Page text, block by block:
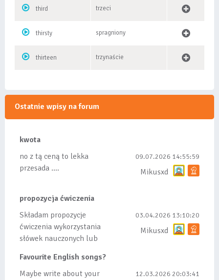
third trzeci
thirsty spragniony
thirteen trzynaście
Ostatnie wpisy na forum
kwota
no z tą ceną to lekka
przesada ....
09.07.2026 14:55:59
Mikusxd
propozycja ćwiczenia
Składam propozycje
ćwiczenia wykorzystania
słówek nauczonych lub
tez ze wszys...
03.04.2026 13:10:20
Mikusxd
Favourite English songs?
Maybe write about your
12.03.2026 20:03:41